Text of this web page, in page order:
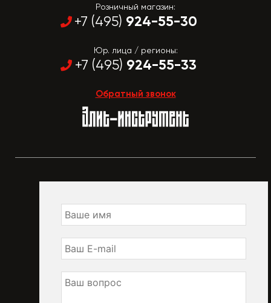
Розничный магазин:
+7 (495) 924-55-30
Юр. лица / регионы:
+7 (495) 924-55-33
Обратный звонок